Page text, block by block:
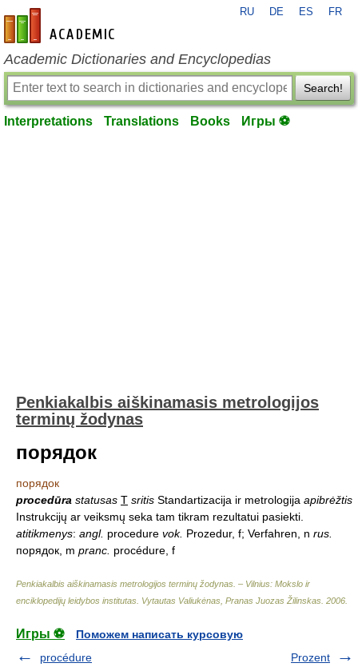
en-academic.com
RU DE ES FR
Academic Dictionaries and Encyclopedias
Search!
Interpretations Translations Books Игры ⚽
Penkiakalbis aiškinamasis metrologijos
terminų žodynas
порядок
порядок
procedūra statusas T sritis Standartizacija ir metrologija apibrėžtis
Instrukcijų ar veiksmų seka tam tikram rezultatui pasiekti.
atitikmenys: angl. procedure vok. Prozedur, f; Verfahren, n rus.
порядок, m pranc. procédure, f
Penkiakalbis aiškinamasis metrologijos terminų žodynas. – Vilnius: Mokslo ir
enciklopedijų leidybos institutas Vytautas Valiukėnas, Pranas Juozas Žilinskas 2006
Игры ⚽
Поможем написать курсовую
procédure
Prozent